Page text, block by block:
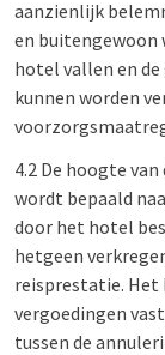
aanzienlijk
en buitengewoon
hotel vallen en
kunnen worden
4.2 De hoogte
wordt bepaald
door het hotel
hetgeen
reisprestatie. Het
vergoedingen
tussen de